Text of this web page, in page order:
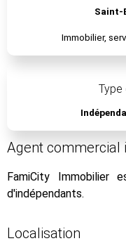
Saint-
Immobilier,
Type
Agent commercial
FamiCity Immobilier
d'indépendants.
Localisation